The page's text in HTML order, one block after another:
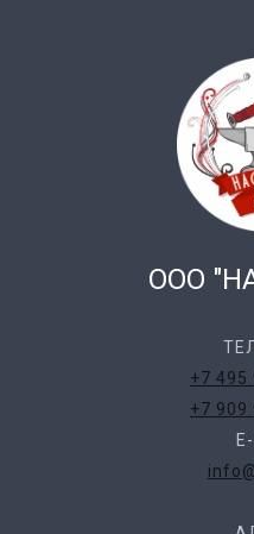
ООО
+7 495
+7 909